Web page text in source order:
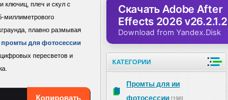
ключиц, плеч и скул с
миллиметрового
плавно размывая
промты для фотосессии
пересветов и
Копировать
Скачать Adobe After
Effects 2026 v26.2.1.2
Download from Yandex.Disk
КАТЕГОРИИ
Промты для ии
фотосессии [196]